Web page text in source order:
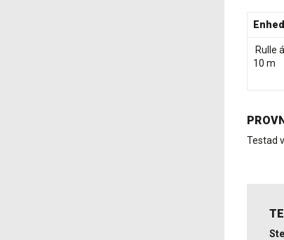
Enhed
Rulle á
10 m
Testad